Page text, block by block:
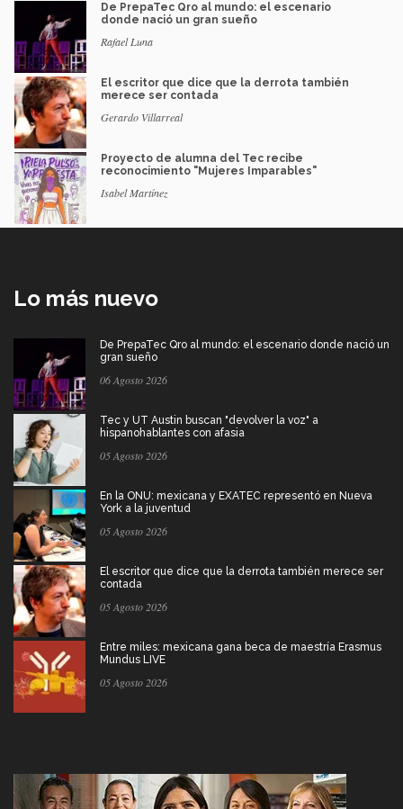
De PrepaTec Qro al mundo: el escenario
donde nació un gran sueño
Rafael Luna
El escritor que dice que la derrota también
merece ser contada
Gerardo Villarreal
Proyecto de alumna del Tec recibe
reconocimiento "Mujeres Imparables"
Isabel Martínez
Lo más nuevo
De PrepaTec Qro al mundo: el escenario donde nació un
gran sueño
06 Agosto 2026
Tec y UT Austin buscan "devolver la voz" a
hispanohablantes con afasia
05 Agosto 2026
En la ONU: mexicana y EXATEC representó en Nueva
York a la juventud
05 Agosto 2026
El escritor que dice que la derrota también merece ser
contada
05 Agosto 2026
Entre miles: mexicana gana beca de maestría Erasmus
Mundus LIVE
05 Agosto 2026